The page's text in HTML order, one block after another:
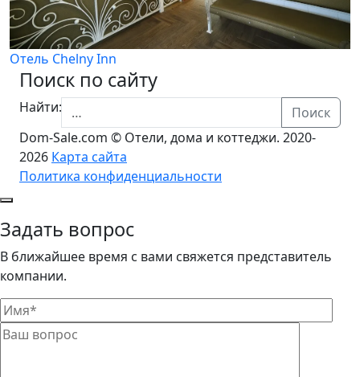
Отель Chelny Inn
Поиск по сайту
Найти:
Поиск
Dom-Sale.com © Отели, дома и коттеджи. 2020-
2026 Карта сайта
Политика конфиденциальности
Задать вопрос
В ближайшее время с вами свяжется представитель
компании.